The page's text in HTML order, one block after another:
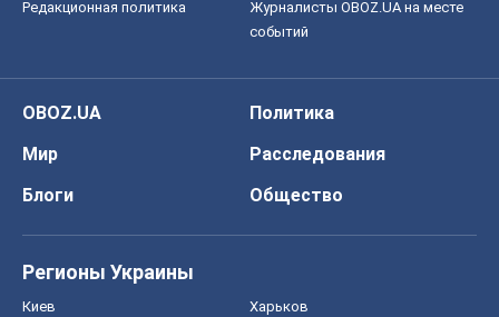
Редакционная политика
Журналисты OBOZ.UA на месте
событий
OBOZ.UA
Политика
Мир
Расследования
Блоги
Общество
Регионы Украины
Киев Харьков